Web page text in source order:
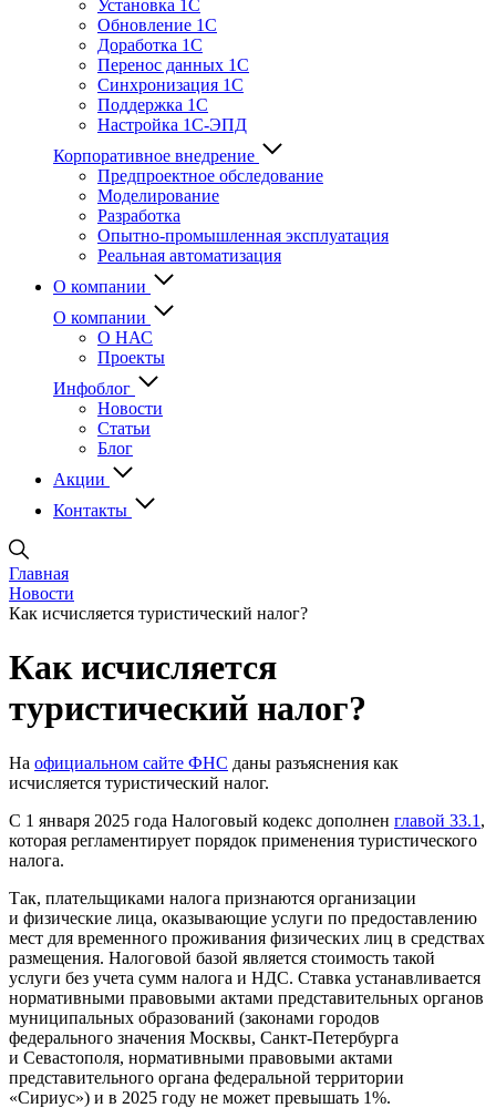
Установка 1С
Обновление 1С
Доработка 1С
Перенос данных 1С
Синхронизация 1С
Поддержка 1С
Настройка 1С-ЭПД
Корпоративное внедрение
Предпроектное обследование
Моделирование
Разработка
Опытно-промышленная эксплуатация
Реальная автоматизация
О компании
О компании
О НАС
Проекты
Инфоблог
Новости
Статьи
Блог
Акции
Контакты
Главная
Новости
Как исчисляется туристический налог?
Как исчисляется
туристический налог?
На официальном сайте ФНС даны разъяснения как
исчисляется туристический налог.
С 1 января 2025 года Налоговый кодекс дополнен главой 33.1 ,
которая регламентирует порядок применения туристического
налога.
Так, плательщиками налога признаются организации
и физические лица, оказывающие услуги по предоставлению
мест для временного проживания физических лиц в средствах
размещения. Налоговой базой является стоимость такой
услуги без учета сумм налога и НДС. Ставка устанавливается
нормативными правовыми актами представительных органов
муниципальных образований (законами городов
федерального значения Москвы, Санкт-Петербурга
и Севастополя, нормативными правовыми актами
представительного органа федеральной территории
«Сириус») и в 2025 году не может превышать 1%.